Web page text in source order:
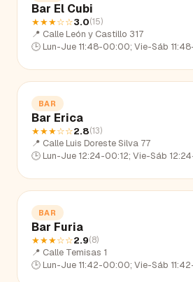
Bar El Cubi
★★★☆☆3.0(15)
📍 Calle León y Castillo 317
🕒 Lun-Jue 11:48-00:00; Vie-Sáb 11:48-
BAR
Bar Erica
★★★☆☆2.8(13)
📍 Calle Luis Doreste Silva 77
🕒 Lun-Jue 12:24-00:12; Vie-Sáb 12:24-
BAR
Bar Furia
★★★☆☆2.9(8)
📍 Calle Temisas 1
🕒 Lun-Jue 11:42-00:00; Vie-Sáb 11:42-